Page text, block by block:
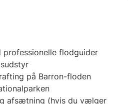
flodguider
på Barron-floden
afsætning (hvis du vælger